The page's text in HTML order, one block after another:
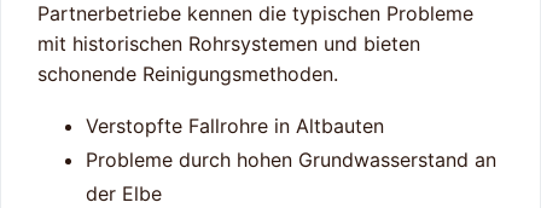
Partnerbetriebe kennen die typischen Probleme
mit historischen Rohrsystemen und bieten
schonende Reinigungsmethoden.
Verstopfte Fallrohre in Altbauten
Probleme durch hohen Grundwasserstand an
der Elbe